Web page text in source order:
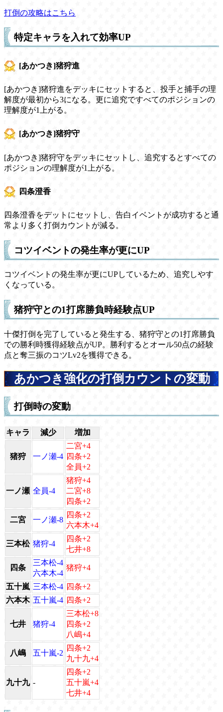
打倒の攻略はこちら
特定キャラを入れて効率UP
[あかつき]猪狩進
[あかつき]猪狩進をデッキにセットすると、投手と捕手の理
解度が最初から3になる。更に追究ですべてのポジションの
理解度が1上がる。
[あかつき]猪狩守
[あかつき]猪狩守をデッキにセットし、追究するとすべての
ポジションの理解度が1上がる。
四条澄香
四条澄香をデットにセットし、告白イベントが成功すると通
常より多く打倒カウントが減る。
コツイベントの発生率が更にUP
コツイベントの発生率が更にUPしているため、追究しやす
くなっている。
猪狩守との1打席勝負時経験点UP
十傑打倒を完了していると発生する、猪狩守との1打席勝負
での勝利時獲得経験点がUP。勝利するとオール50点の経験
点と奪三振のコツLv2を獲得できる。
あかつき強化の打倒カウントの変動
打倒時の変動
キャラ 減少 増加
猪狩 一ノ瀬-4
二宮+4
四条+2
全員+2
一ノ瀬 全員-4
猪狩+4
二宮+8
四条+2
二宮 一ノ瀬-8
四条+2
六本木+4
三本松 猪狩-4
四条+2
七井+8
四条
三本松-4
六本木-4
猪狩+4
五十嵐 三本松-4 四条+2
六本木 五十嵐-4 四条+2
七井 猪狩-4
三本松+8
四条+2
八嶋+4
八嶋 五十嵐-2
四条+2
九十九+4
九十九 -
四条+2
五十嵐+4
七井+4